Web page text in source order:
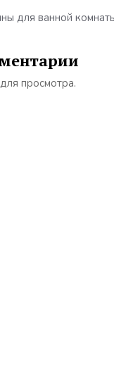
для ванной
просмотра.